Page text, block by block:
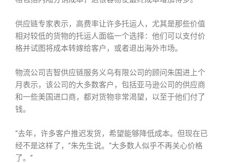
供应链专家表示，高费率让许多托运人，尤其是那些价值
相对较低的货物的托运人面临一个选择：他们可以支付价
格并试图将成本转嫁给客户，或者退出海外市场。
物流公司吉智供应链服务义乌有限公司的顾问朱国进上个
月表示，该公司的大多数客户，包括亚马逊公司的供应商
和一些美国进口商，都对货物非常渴望，以至于他们付了
钱。
“去年，许多客户推迟发货，希望能够降低成本。但现在已
经不是这样了，”朱先生说。“大多数人似乎不再关心价格
了。”